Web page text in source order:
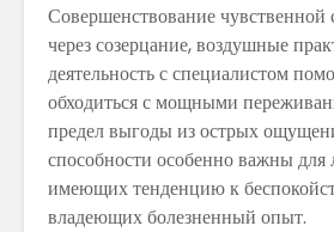
Совершенствование чувственной
через созерцание, воздушные
деятельность с специалистом
обходиться с мощными
предел выгоды из острых
способности особенно важны для
имеющих тенденцию к
владеющих болезненный опыт.